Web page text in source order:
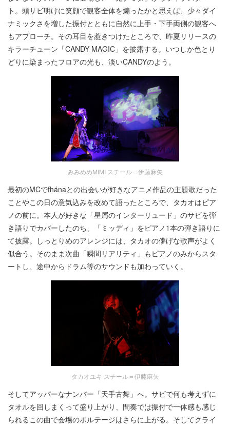
ト。頭サビ明けに笑顔で観客全体を煽ったかと思えば、少々ダイ
ナミックさを増した振付とともに自然に上手・下手両側の観客へ
もアプローチ。その耳目を惹きつけたところで、昨夏リリースの
キラーチューン「CANDY MAGIC」を披露する。いつしか色とり
どりに染まったフロアの光も、淡いCANDYのよう。
みみめめMIMI スチール＝伊藤麻矢
最初のMCでfhánaとの出会いが好きなアニメ作品の主題歌だった
ことやこの日の意気込みを改めて語ったところで、タカオはピア
ノの前に。本人が好きな「星屑のインターリュード」のサビを弾
き語りでカバーしたのち、「ミッディ」をピアノ1本の弾き語りに
て披露。しっとりめのアレンジには、タカオの儚げな歌声がよく
似合う。そのまま次曲「瞬間リアリティ」もピアノのみからスタ
ートし、途中からドラム等のサウンドも加わっていく。
タカオユキ スチール＝伊藤麻矢
そしてアッパーなナンバー「天手古舞」へ。サビで何も考えずに
タオルを回しまくって盛り上がり、間奏では振付で一体感も感じ
られるこの曲で会場のボルテージはさらに上がる。そしてクライ